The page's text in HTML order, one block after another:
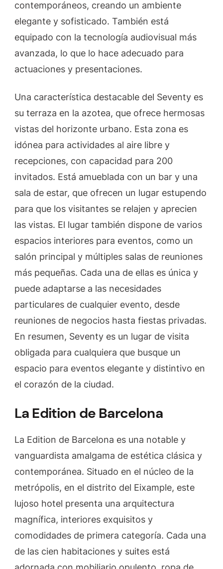
contemporáneos, creando un ambiente
elegante y sofisticado. También está
equipado con la tecnología audiovisual más
avanzada, lo que lo hace adecuado para
actuaciones y presentaciones.
Una característica destacable del Seventy es
su terraza en la azotea, que ofrece hermosas
vistas del horizonte urbano. Esta zona es
idónea para actividades al aire libre y
recepciones, con capacidad para 200
invitados. Está amueblada con un bar y una
sala de estar, que ofrecen un lugar estupendo
para que los visitantes se relajen y aprecien
las vistas. El lugar también dispone de varios
espacios interiores para eventos, como un
salón principal y múltiples salas de reuniones
más pequeñas. Cada una de ellas es única y
puede adaptarse a las necesidades
particulares de cualquier evento, desde
reuniones de negocios hasta fiestas privadas.
En resumen, Seventy es un lugar de visita
obligada para cualquiera que busque un
espacio para eventos elegante y distintivo en
el corazón de la ciudad.
La Edition de Barcelona
La Edition de Barcelona es una notable y
vanguardista amalgama de estética clásica y
contemporánea. Situado en el núcleo de la
metrópolis, en el distrito del Eixample, este
lujoso hotel presenta una arquitectura
magnífica, interiores exquisitos y
comodidades de primera categoría. Cada una
de las cien habitaciones y suites está